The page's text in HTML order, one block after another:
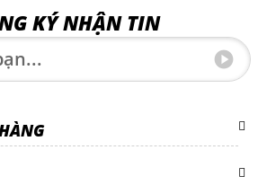
KÝ NHẬN TIN